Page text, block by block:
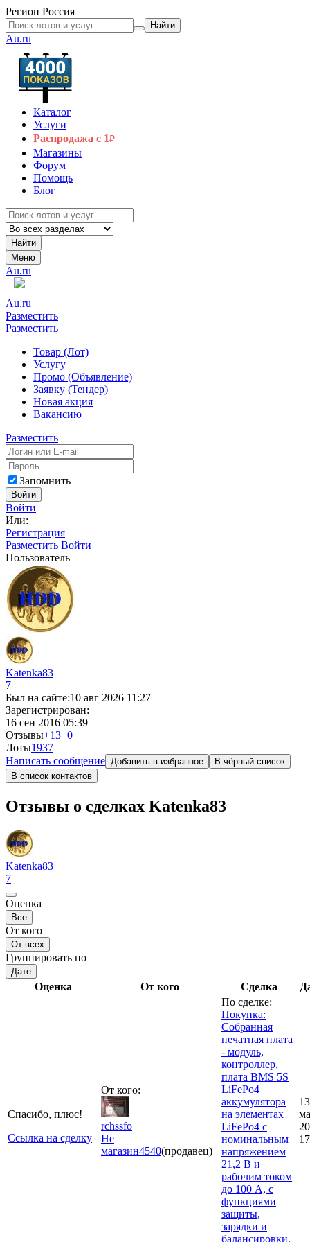
Регион Россия
Найти
Au.ru
Каталог
Услуги
Распродажа с 1₽
Магазины
Форум
Помощь
Блог
Найти
Меню
Au.ru
Au.ru
Разместить
Разместить
Товар (Лот)
Услугу
Промо (Объявление)
Заявку (Тендер)
Новая акция
Вакансию
Разместить
Запомнить
Войти
Войти
Или:
Регистрация
Разместить Войти
Пользователь
Katenka83
7
Был на сайте:10 авг 2026 11:27
Зарегистрирован:
16 сен 2016 05:39
Отзывы+13−0
Лоты1937
Написать сообщение Добавить в избранное
В чёрный список
В список контактов
Отзывы о сделках Katenka83
Katenka83
7
Оценка
Все
От кого
От всех
Группировать по
Дате
Оценка От кого Сделка
Спасибо, плюс!
Ссылка на сделку
От кого:
rchssfo
Не
магазин4540(продавец)
По сделке:
Покупка:
Собранная
печатная плата
- модуль,
контроллер,
плата BMS 5S
LiFePo4
аккумулятора
на элементах
LiFePo4 с
номинальным
напряжением
21,2 В и
рабочим током
до 100 А, с
функциями
защиты,
зарядки и
балансировки.
13